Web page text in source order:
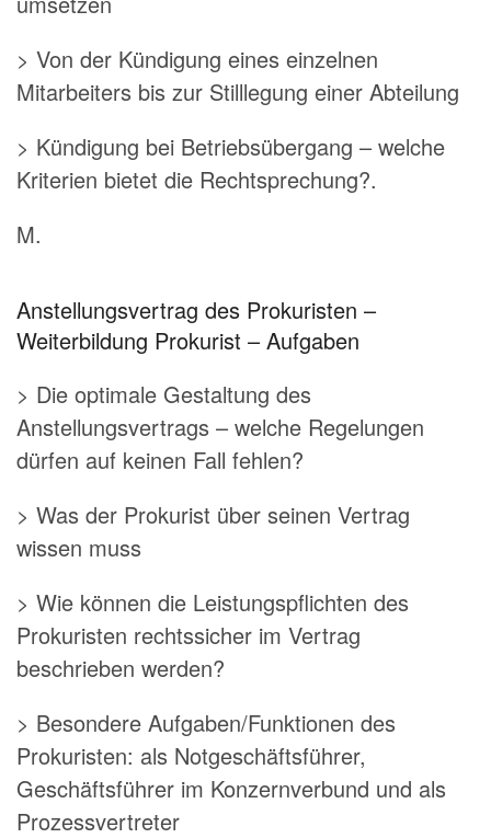
> Von der Kündigung eines einzelnen
Mitarbeiters bis zur Stilllegung einer Abteilung
> Kündigung bei Betriebsübergang – welche
Kriterien bietet die Rechtsprechung?.
M.
Anstellungsvertrag des Prokuristen –
Weiterbildung Prokurist – Aufgaben
> Die optimale Gestaltung des
Anstellungsvertrags – welche Regelungen
dürfen auf keinen Fall fehlen?
> Was der Prokurist über seinen Vertrag
wissen muss
> Wie können die Leistungspflichten des
Prokuristen rechtssicher im Vertrag
beschrieben werden?
> Besondere Aufgaben/Funktionen des
Prokuristen: als Notgeschäftsführer,
Geschäftsführer im Konzernverbund und als
Prozessvertreter